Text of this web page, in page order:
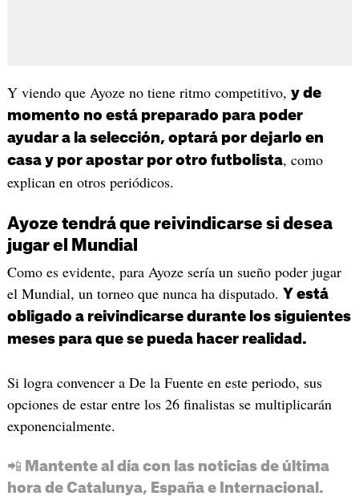
Y viendo que Ayoze no tiene ritmo competitivo, y de
momento no está preparado para poder
ayudar a la selección, optará por dejarlo en
casa y por apostar por otro futbolista, como
explican en otros periódicos.
Ayoze tendrá que reivindicarse si desea
jugar el Mundial
Como es evidente, para Ayoze sería un sueño poder jugar
el Mundial, un torneo que nunca ha disputado. Y está
obligado a reivindicarse durante los siguientes
meses para que se pueda hacer realidad.
Si logra convencer a De la Fuente en este periodo, sus
opciones de estar entre los 26 finalistas se multiplicarán
exponencialmente.
📲 Mantente al día con las noticias de última
hora de Catalunya, España e Internacional.